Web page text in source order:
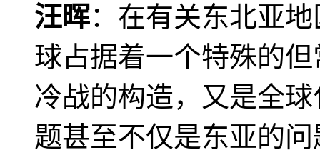
汪晖：在有关东北亚
球占据着一个特殊的
冷战的构造，又是全
题甚至不仅是东亚的